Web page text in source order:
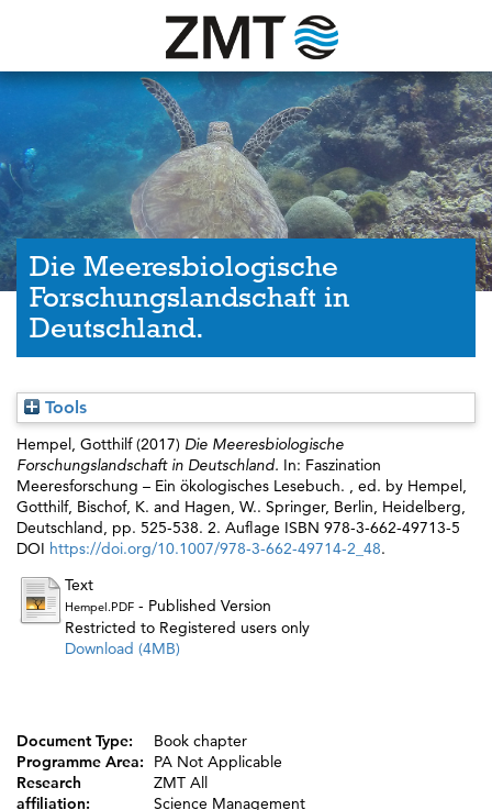
Die Meeresbiologische
Forschungslandschaft in
Deutschland.
Tools
Hempel, Gotthilf(2017) Die Meeresbiologische
Forschungslandschaft in Deutschland. In: Faszination
Meeresforschung – Ein ökologisches Lesebuch. , ed. by Hempel,
Gotthilf, Bischof, K. and Hagen, W.. Springer, Berlin, Heidelberg,
Deutschland, pp. 525-538. 2. Auflage ISBN 978-3-662-49713-5
DOI https://doi.org/10.1007/978-3-662-49714-2_48.
Text
Hempel.PDF - Published Version
Restricted to Registered users only
Download (4MB)
Document Type:
Book chapter
Programme Area:
PA Not Applicable
Research
affiliation:
ZMT All
Science Management